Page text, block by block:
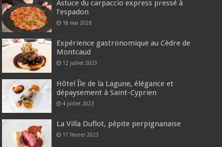
Astuce du carpaccio express pressé à
l’espadon
18 mai 2026
Expérience gastronomique au Cèdre de
Montcaud
12 juillet 2023
Hôtel Île de la Lagune, élégance et
dépaysement à Saint-Cyprien
4 juillet 2023
La Villa Duflot, pépite perpignanaise
17 février 2023